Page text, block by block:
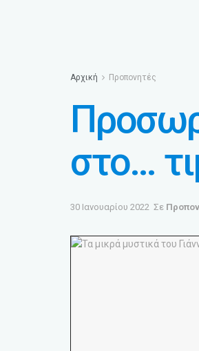
Αρχική Προπονητές
στο…
30 Ιανουαρίου 2022 Σε